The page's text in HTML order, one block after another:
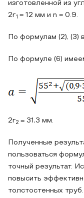
изготовленной из
2r1 = 12 мм и n = 0.9.
По формулам (2), (3)
По формуле (6)
2r2 = 31,3 мм.
Полученные
пользоваться
точный результат.
повысить
толстостенных труб.